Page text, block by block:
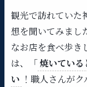
観光で訪れていた
想を聞いてみまし
なお店を食べ歩き
は、「焼いてい
い ！職人さんが